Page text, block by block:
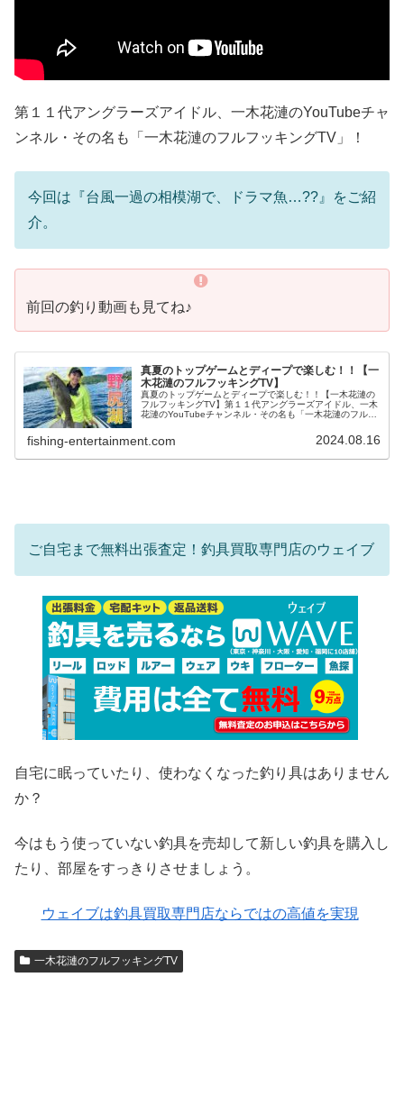
第１１代アングラーズアイドル、一木花漣のYouTubeチャ
ンネル・その名も「一木花漣のフルフッキングTV」！
今回は『台風一過の相模湖で、ドラマ魚…??』をご紹
介。
前回の釣り動画も見てね♪
真夏のトップゲームとディープで楽しむ！！【一
木花漣のフルフッキングTV】
真夏のトップゲームとディープで楽しむ！！【一木花漣の
フルフッキングTV】第１１代アングラーズアイドル、一木
花漣のYouTubeチャンネル・その名も「一木花漣のフルフ
fishing-entertainment.com 2024.08.16
ご自宅まで無料出張査定！釣具買取専門店のウェイブ
自宅に眠っていたり、使わなくなった釣り具はありません
か？
今はもう使っていない釣具を売却して新しい釣具を購入し
たり、部屋をすっきりさせましょう。
ウェイブは釣具買取専門店ならではの高値を実現
一木花漣のフルフッキングTV